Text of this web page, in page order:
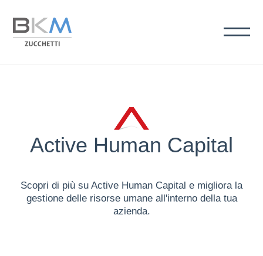
Active Human Capital
Scopri di più su Active Human Capital e migliora la
gestione delle risorse umane all'interno della tua
azienda.